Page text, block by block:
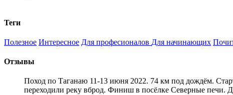
Теги
Полезное Интересное Для професионалов Для начинающих
Отзывы
Поход по Таганаю 11-13 июня 2022. 74 км под дождём.
переходили реку вброд. Финиш в посёлке Северные